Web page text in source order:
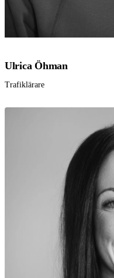
Ulrica Öhman
Trafiklärare